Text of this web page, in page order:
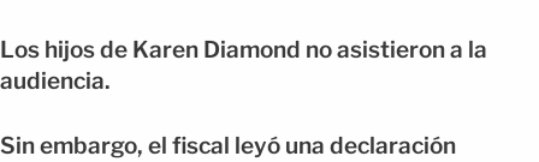
Los hijos de Karen Diamond no asistieron a la
audiencia.
Sin embargo, el fiscal leyó una declaración